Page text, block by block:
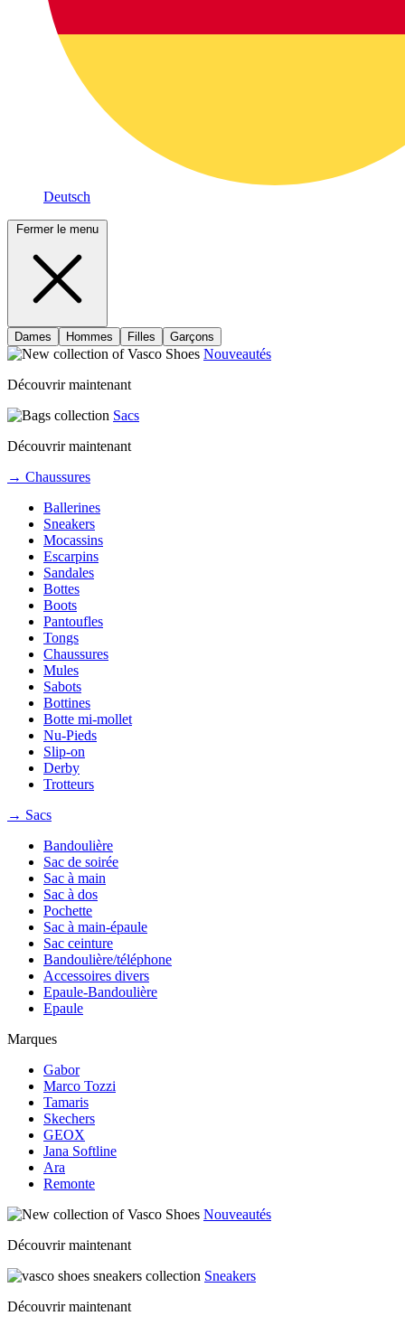
Deutsch
Fermer le menu
Dames Hommes Filles Garçons
Nouveautés
Découvrir maintenant
Sacs
Découvrir maintenant
→ Chaussures
Ballerines
Sneakers
Mocassins
Escarpins
Sandales
Bottes
Boots
Pantoufles
Tongs
Chaussures
Mules
Sabots
Bottines
Botte mi-mollet
Nu-Pieds
Slip-on
Derby
Trotteurs
→ Sacs
Bandoulière
Sac de soirée
Sac à main
Sac à dos
Pochette
Sac à main-épaule
Sac ceinture
Bandoulière/téléphone
Accessoires divers
Epaule-Bandoulière
Epaule
Marques
Gabor
Marco Tozzi
Tamaris
Skechers
GEOX
Jana Softline
Ara
Remonte
Nouveautés
Découvrir maintenant
Sneakers
Découvrir maintenant